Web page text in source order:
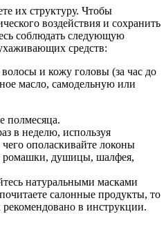
их структуру. Чтобы
воздействия и сохранить
соблюдать следующую
средств:
и кожу головы (за час до
масло, самодельную или
полмесяца.
в неделю, используя
ополаскивайте локоны
ромашки, душицы, шалфея,
натуральными масками
салонные продукты, то
рекомендовано в инструкции.